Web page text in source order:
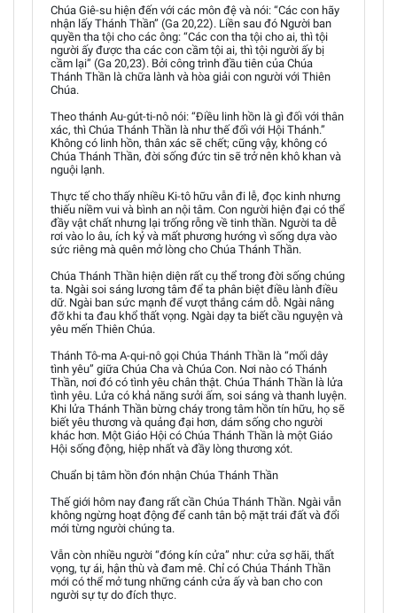
Chúa Giê-su hiện đến với các môn đệ và nói: “Các con hãy
nhận lấy Thánh Thần” (Ga 20,22). Liền sau đó Người ban
quyền tha tội cho các ông: “Các con tha tội cho ai, thì tội
người ấy được tha các con cầm tội ai, thì tội người ấy bị
cầm lại” (Ga 20,23). Bởi công trình đầu tiên của Chúa
Thánh Thần là chữa lành và hòa giải con người với Thiên
Chúa.
Theo thánh Au-gút-ti-nô nói: “Điều linh hồn là gì đối với thân
xác, thì Chúa Thánh Thần là như thế đối với Hội Thánh.”
Không có linh hồn, thân xác sẽ chết; cũng vậy, không có
Chúa Thánh Thần, đời sống đức tin sẽ trở nên khô khan và
nguội lạnh.
Thực tế cho thấy nhiều Ki-tô hữu vẫn đi lễ, đọc kinh nhưng
thiếu niềm vui và bình an nội tâm. Con người hiện đại có thể
đầy vật chất nhưng lại trống rỗng về tinh thần. Người ta dễ
rơi vào lo âu, ích kỷ và mất phương hướng vì sống dựa vào
sức riêng mà quên mở lòng cho Chúa Thánh Thần.
Chúa Thánh Thần hiện diện rất cụ thể trong đời sống chúng
ta. Ngài soi sáng lương tâm để ta phân biệt điều lành điều
dữ. Ngài ban sức mạnh để vượt thắng cám dỗ. Ngài nâng
đỡ khi ta đau khổ thất vọng. Ngài dạy ta biết cầu nguyện và
yêu mến Thiên Chúa.
Thánh Tô-ma A-qui-nô gọi Chúa Thánh Thần là “mối dây
tình yêu” giữa Chúa Cha và Chúa Con. Nơi nào có Thánh
Thần, nơi đó có tình yêu chân thật. Chúa Thánh Thần là lửa
tình yêu. Lửa có khả năng sưởi ấm, soi sáng và thanh luyện.
Khi lửa Thánh Thần bừng cháy trong tâm hồn tín hữu, họ sẽ
biết yêu thương và quảng đại hơn, dám sống cho người
khác hơn. Một Giáo Hội có Chúa Thánh Thần là một Giáo
Hội sống động, hiệp nhất và đầy lòng thương xót.
Chuẩn bị tâm hồn đón nhận Chúa Thánh Thần
Thế giới hôm nay đang rất cần Chúa Thánh Thần. Ngài vẫn
không ngừng hoạt động để canh tân bộ mặt trái đất và đổi
mới từng người chúng ta.
Vẫn còn nhiều người “đóng kín cửa” như: cửa sợ hãi, thất
vọng, tự ái, hận thù và đam mê. Chỉ có Chúa Thánh Thần
mới có thể mở tung những cánh cửa ấy và ban cho con
người sự tự do đích thực.